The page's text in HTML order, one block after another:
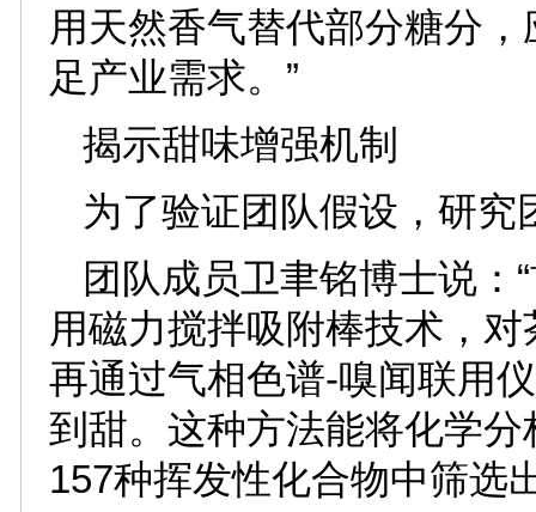
用天然香气替代部分糖分
足产业需求。”
揭示甜味增强机制
为了验证团队假设，研究
团队成员卫聿铭博士说：
用磁力搅拌吸附棒技术，
再通过气相色谱-嗅闻联用
到甜。这种方法能将化学
157种挥发性化合物中筛选